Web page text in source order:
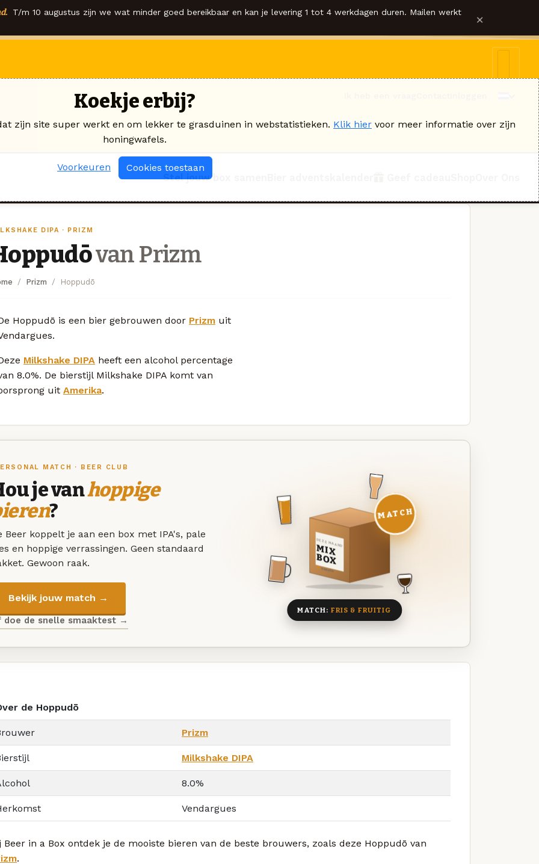
T/m 10 augustus zijn we wat minder goed bereikbaar en kan je levering 1 tot 4 werkdagen duren. Mailen werkt ×
Stel jouw box samen
DIPA · PRIZM
van Prizm
Prizm Hoppudō
Hoppudō is een bier gebrouwen door Prizm uit
Milkshake DIPA heeft een alcohol percentage
8.0%. De bierstijl Milkshake DIPA komt van
uit Amerika.
MATCH · BEER CLUB
je vanhoppige
?
Beer koppelt je aan een box met IPA's, pale
en hoppige verrassingen. Geen standaard
Gewoon raak.
Bekijk jouw match →
doe de snelle smaaktest →
DEZE MAAND
MIX
BOX
8 BIEREN
MATCH
MATCH: FRIS & FRUITIG
de Hoppudō
Prizm
Milkshake DIPA
8.0%
Vendargues
Beer in a Box ontdek je de mooiste bieren van de beste brouwers, zoals deze Hoppudō van
.
Koekje erbij?
zijn site super werkt en om lekker te grasduinen in webstatistieken. Klik hier voor meer informatie over zijn
honingwafels.
Voorkeuren Cookies toestaan